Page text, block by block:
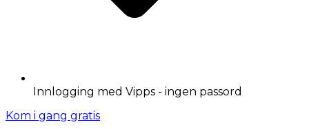
Innlogging med Vipps - ingen passord
Kom i gang gratis